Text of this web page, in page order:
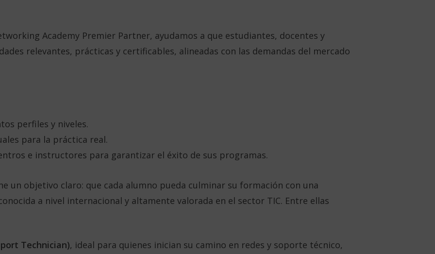
Academy Premier Partner, ayudamos a que estudiantes, docentes y
relevantes, prácticas y certificables, alineadas con las demandas del mercado
perfiles y niveles.
para la práctica real.
e instructores para garantizar el éxito de sus programas.
un objetivo claro: que cada alumno pueda culminar su formación con una
a nivel internacional y altamente valorada en el sector TIC. Entre ellas
Technician), ideal para quienes inician su camino en redes y soporte técnico,